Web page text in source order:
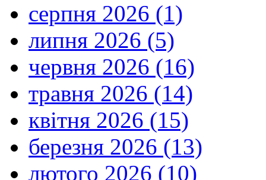
серпня 2026 (1)
липня 2026 (5)
червня 2026 (16)
травня 2026 (14)
квітня 2026 (15)
березня 2026 (13)
лютого 2026 (10)